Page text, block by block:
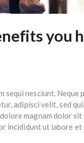
you
nesciunt. Neque
adipisci velit, sed
magnam dolor sit
incididunt ut labore et